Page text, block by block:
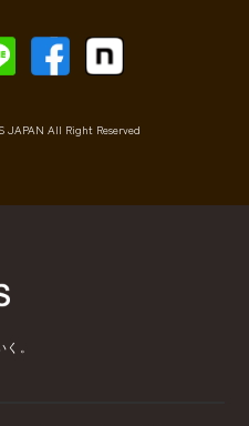
JAPAN All Right Reserved
。